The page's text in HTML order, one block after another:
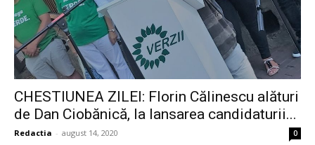
CHESTIUNEA ZILEI: Florin Călinescu alături
de Dan Ciobănică, la lansarea candidaturii...
Redactia - august 14, 2020 0